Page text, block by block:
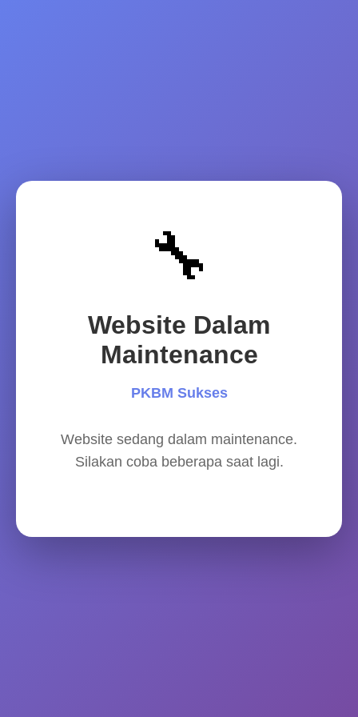
🔧
Website Dalam
Maintenance
PKBM Sukses
Website sedang dalam maintenance.
Silakan coba beberapa saat lagi.